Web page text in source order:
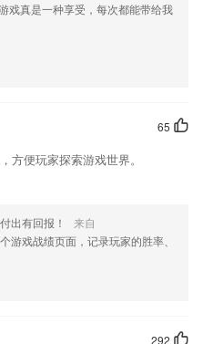
”动。
习，掌握语文知识
试顺利报名，不再疑惑。
；
?
敏源，健康快乐每一天。
戏真是一种享受，每次都能带给我
65
方便玩家探索游戏世界。
出有回报！
来自
游戏战绩页面，记录玩家的胜率、
292